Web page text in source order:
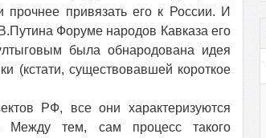
привязать его к России. И
Форуме народов Кавказа его
была обнародована идея
(кстати, существовавшей короткое
РФ, все они характеризуются
Между тем, сам процесс такого